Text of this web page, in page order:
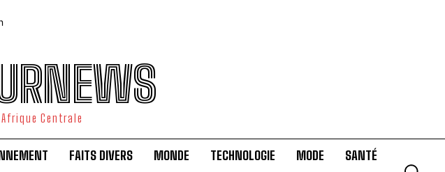
Centrale
FAITS DIVERS MONDE TECHNOLOGIE MODE SANTÉ